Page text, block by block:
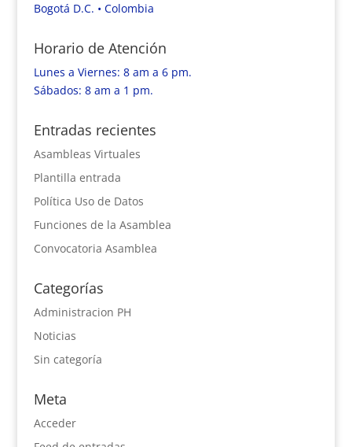
Bogotá D.C. • Colombia
Horario de Atención
Lunes a Viernes: 8 am a 6 pm.
Sábados: 8 am a 1 pm.
Entradas recientes
Asambleas Virtuales
Plantilla entrada
Política Uso de Datos
Funciones de la Asamblea
Convocatoria Asamblea
Categorías
Administracion PH
Noticias
Sin categoría
Meta
Acceder